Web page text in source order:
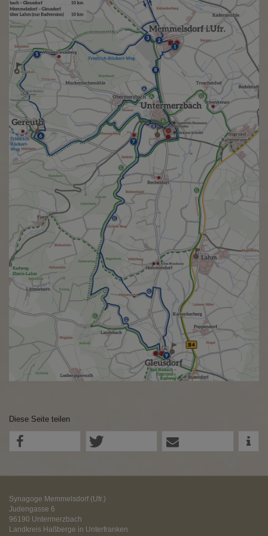
Diese Website nutzt Matomo Analytics für die Auswertung der
Seitenaufrufe als Statistik. Die hierdurch gespeicherten Daten werden
ausschließlich auf unseren eigenen Servern gespeichert. Eine
Übertragung an Dritte erfolgt nicht. Wir verwenden die Funktion
AnonymizeIP zur Anonymisierung Ihrer IP-Adresse, so dass diese gekürzt
wird und nicht mehr Ihrem Besuch auf unserer Internetseite zugeordnet
werden kann.
YouTube / Vimeo
Videos werden über die Plattformen YouTube oder Vimeo eingebunden.
Wir nutzen YouTube im erweiterten Datenschutzmodus. Dieser Modus
bewirkt laut YouTube, dass YouTube keine Informationen über die
Besucher auf dieser Website speichert, bevor diese sich das Video
ansehen.
Eingebundene Inhalte
Optional sind externe Inhalte auf den Seiten dieser Website
eingebunden. Das können Kartendienste wie z.B. Google Maps sein
oder auch Anwendungen einer externen Website.
Diese Seite teilen
Synagoge Memmelsdorf (Ufr.)
Judengasse 6
96190 Untermerzbach
Landkreis Haßberge in Unterfranken